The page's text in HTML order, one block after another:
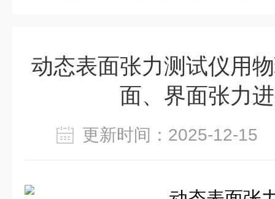
动态表面张力测试仪用
面、界面张力
更新时间：2025-12-